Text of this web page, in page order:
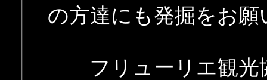
の方達にも発掘をお願
フリューリエ観光